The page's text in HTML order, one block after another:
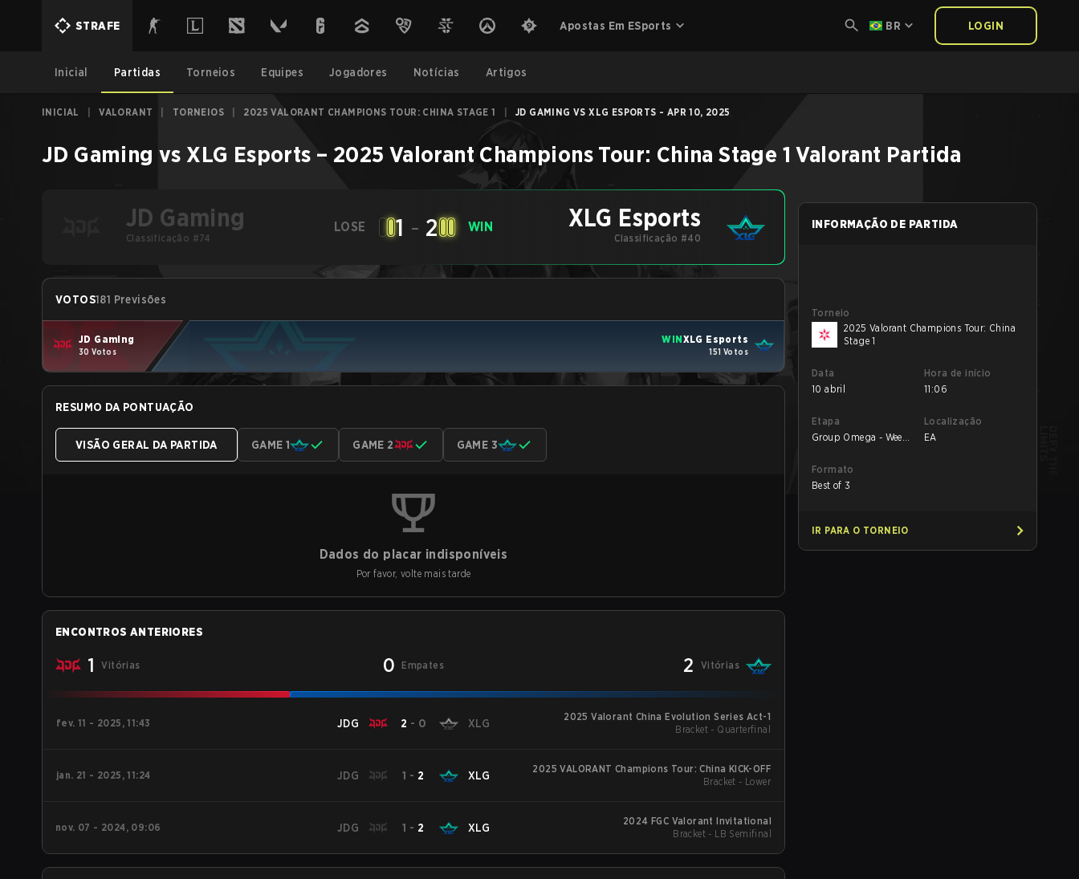
STRAFE Apostas Em ESports BR LOGIN
Inicial Partidas Torneios Equipes Jogadores Notícias Artigos
INICIAL VALORANT TORNEIOS 2025 VALORANT CHAMPIONS TOUR: CHINA STAGE 1 JD GAMING VS XLG ESPORTS - APR 10, 2025
JD Gaming vs XLG Esports – 2025 Valorant Champions Tour: China Stage 1 Valorant Partida
JD Gaming
Classificação #74
LOSE 1 - 2 WIN XLG Esports
Classificação #40
VOTOS181 Previsões
JD Gaming
30 Votos
WINXLG Esports
151 Votos
RESUMO DA PONTUAÇÃO
VISÃO GERAL DA PARTIDA GAME 1 GAME 2 GAME 3
Dados do placar indisponíveis
Por favor, volte mais tarde
ENCONTROS ANTERIORES
1 Vitórias 0 Empates 2 Vitórias
fev. 11 - 2025, 11:43 JDG 2 - 0 XLG
2025 Valorant China Evolution Series Act-1
Bracket - Quarterfinal
jan. 21 - 2025, 11:24 JDG 1 - 2 XLG
2025 VALORANT Champions Tour: China KICK-OFF
Bracket - Lower
nov. 07 - 2024, 09:06 JDG 1 - 2 XLG
2024 FGC Valorant Invitational
Bracket - LB Semifinal
INFORMAÇÃO DE PARTIDA
Torneio
2025 Valorant Champions Tour: China
Stage 1
Data
10 abril
Hora de início
11:06
Etapa
Group Omega - Week
Localização
EA
Formato
Best of 3
IR PARA O TORNEIO